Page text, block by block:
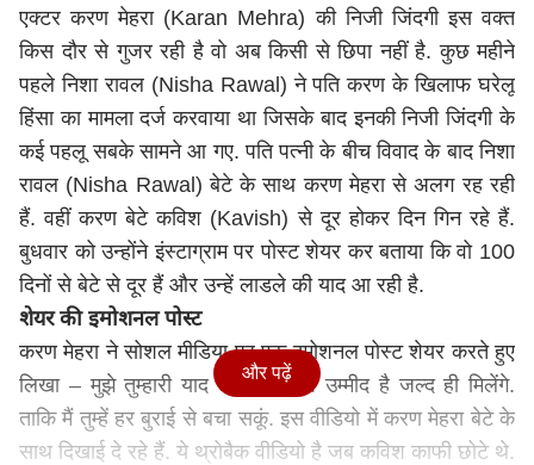
एक्टर करण मेहरा (Karan Mehra) की निजी जिंदगी इस वक्त
किस दौर से गुजर रही है वो अब किसी से छिपा नहीं है. कुछ महीने
पहले निशा रावल (Nisha Rawal) ने पति करण के खिलाफ घरेलू
हिंसा का मामला दर्ज करवाया था जिसके बाद इनकी निजी जिंदगी के
कई पहलू सबके सामने आ गए. पति पत्नी के बीच विवाद के बाद निशा
रावल (Nisha Rawal) बेटे के साथ करण मेहरा से अलग रह रही
हैं. वहीं करण बेटे कविश (Kavish) से दूर होकर दिन गिन रहे हैं.
बुधवार को उन्होंने इंस्टाग्राम पर पोस्ट शेयर कर बताया कि वो 100
दिनों से बेटे से दूर हैं और उन्हें लाडले की याद आ रही है.
शेयर की इमोशनल पोस्ट
करण मेहरा ने सोशल मीडिया पर एक इमोशनल पोस्ट शेयर करते हुए
लिखा – मुझे तुम्हारी याद आती है बेटा. उम्मीद है जल्द ही मिलेंगे.
ताकि मैं तुम्हें हर बुराई से बचा सकूं. इस वीडियो में करण मेहरा बेटे के
साथ दिखाई दे रहे हैं. ये थ्रोबैक वीडियो है जब कविश काफी छोटे थे.
और पढ़ें